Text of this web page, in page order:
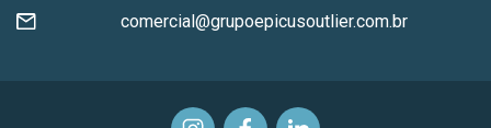
comercial@grupoepicusoutlier.com.br